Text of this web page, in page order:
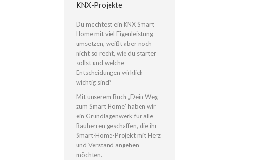
KNX-Projekte
Du möchtest ein KNX Smart
Home mit viel Eigenleistung
umsetzen, weißt aber noch
nicht so recht, wie du starten
sollst und welche
Entscheidungen wirklich
wichtig sind?
Mit unserem Buch „Dein Weg
zum Smart Home“ haben wir
ein Grundlagenwerk für alle
Bauherren geschaffen, die ihr
Smart-Home-Projekt mit Herz
und Verstand angehen
möchten.